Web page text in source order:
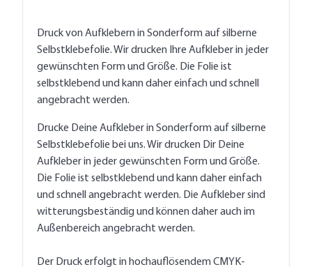
Druck von Aufklebern in Sonderform auf silberne
Selbstklebefolie. Wir drucken Ihre Aufkleber in jeder
gewünschten Form und Größe. Die Folie ist
selbstklebend und kann daher einfach und schnell
angebracht werden.
Drucke Deine Aufkleber in Sonderform auf silberne
Selbstklebefolie bei uns. Wir drucken Dir Deine
Aufkleber in jeder gewünschten Form und Größe.
Die Folie ist selbstklebend und kann daher einfach
und schnell angebracht werden. Die Aufkleber sind
witterungsbeständig und können daher auch im
Außenbereich angebracht werden.
Der Druck erfolgt in hochauflösendem CMYK-